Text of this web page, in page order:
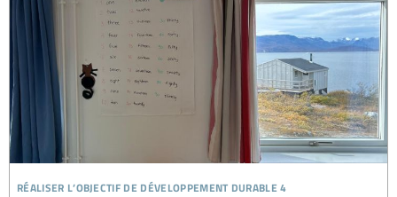
réaliser l’objectif de développement durable 4